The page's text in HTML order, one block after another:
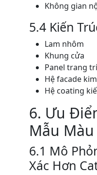
Không gian
5.4 Kiến
Lam nhôm
Khung cửa
Panel trang trí
Hệ facade
Hệ coating
6. Ưu
Mẫu
6.1 Mô
Xác Hơn